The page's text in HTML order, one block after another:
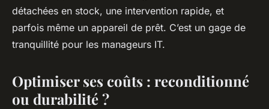
détachées en stock, une intervention rapide, et
parfois même un appareil de prêt. C’est un gage de
tranquillité pour les manageurs IT.
Optimiser ses coûts : reconditionné
ou durabilité ?